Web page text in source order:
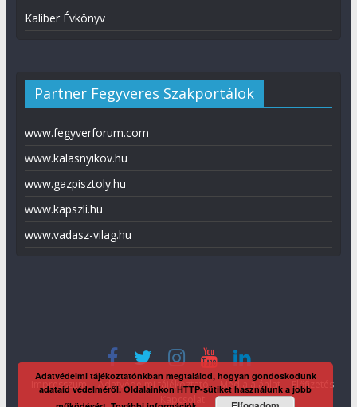
Kaliber Évkönyv
Partner Fegyveres Szakportálok
www.fegyverforum.com
www.kalasnyikov.hu
www.gazpisztoly.hu
www.kapszli.hu
www.vadasz-vilag.hu
Impresszum Adatvédelmi tájékoztató Média ajánlat
Előfizetés
Adatvédelmi tájékoztatónkban megtalálod, hogyan gondoskodunk
adataid védelméről. Oldalainkon HTTP-sütiket használunk a jobb